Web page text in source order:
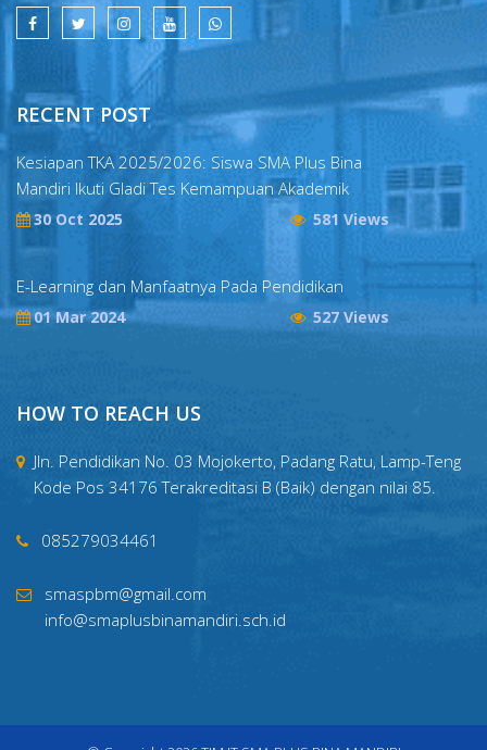
RECENT POST
Kesiapan TKA 2025/2026: Siswa SMA Plus Bina
Mandiri Ikuti Gladi Tes Kemampuan Akademik
30 Oct 2025 581 Views
E-Learning dan Manfaatnya Pada Pendidikan
01 Mar 2024 527 Views
HOW TO REACH US
Jln. Pendidikan No. 03 Mojokerto, Padang Ratu, Lamp-Teng
Kode Pos 34176 Terakreditasi B (Baik) dengan nilai 85.
085279034461
smaspbm@gmail.com
info@smaplusbinamandiri.sch.id